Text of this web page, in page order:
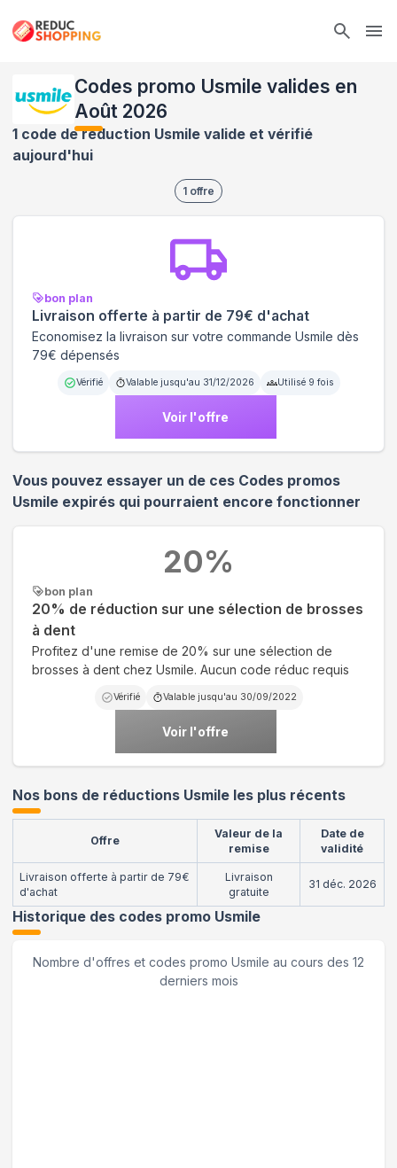
Codes promo Usmile valides en
Août 2026
1 code de réduction Usmile valide et vérifié
aujourd'hui
1 offre
bon plan
Livraison offerte à partir de 79€ d'achat
Economisez la livraison sur votre commande Usmile dès
79€ dépensés
Vérifié Valable jusqu'au 31/12/2026 Utilisé 9 fois
Voir l'offre
Vous pouvez essayer un de ces Codes promos
Usmile expirés qui pourraient encore fonctionner
bon plan
20% de réduction sur une sélection de brosses
à dent
Profitez d'une remise de 20% sur une sélection de
brosses à dent chez Usmile. Aucun code réduc requis
Vérifié Valable jusqu'au 30/09/2022
Voir l'offre
20%
Nos bons de réductions Usmile les plus récents
Offre
Valeur de la
remise
Date de
validité
Livraison offerte à partir de 79€
d'achat
Livraison
gratuite
31 déc. 2026
Historique des codes promo Usmile
Nombre d'offres et codes promo Usmile au cours des 12
derniers mois